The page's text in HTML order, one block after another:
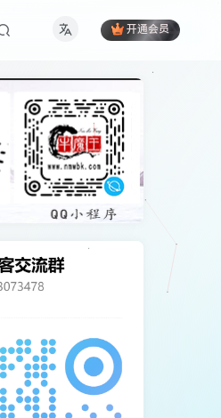
开通会员
cpu cydia DCRM